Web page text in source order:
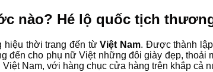
nào? Hé lộ quốc tịch
hiệu thời trang đến từViệt Nam. Được thành
đến cho phụ nữ Việt những đôi giày đẹp,
Việt Nam, với hàng chục cửa hàng trên khắp cả